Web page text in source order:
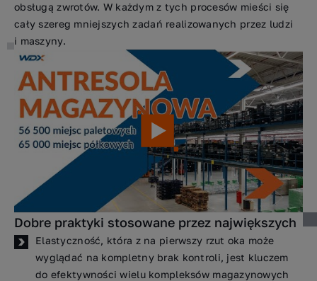
obsługą zwrotów. W każdym z tych procesów mieści się
cały szereg mniejszych zadań realizowanych przez ludzi
i maszyny.
Dobre praktyki stosowane przez największych
Elastyczność, która z na pierwszy rzut oka może
wyglądać na kompletny brak kontroli, jest kluczem
do efektywności wielu kompleksów magazynowych